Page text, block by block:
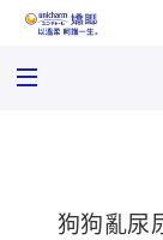
狗狗亂尿